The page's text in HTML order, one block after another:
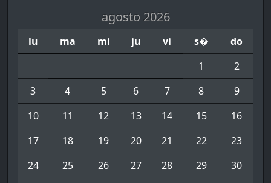
agosto 2026
lu ma mi ju vi s�
do
1
2
3
4 5 6 7 8
9
10
11 12 13 14 15
16
17
18 19 20 21 22
23
24
25 26 27 28 29
30